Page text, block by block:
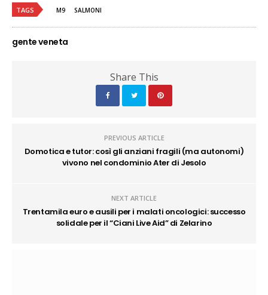
TAGS M9 SALMONI
gente veneta
Share This
PREVIOUS ARTICLE
Domotica e tutor: così gli anziani fragili (ma autonomi)
vivono nel condominio Ater di Jesolo
NEXT ARTICLE
Trentamila euro e ausili per i malati oncologici: successo
solidale per il “Ciani Live Aid” di Zelarino